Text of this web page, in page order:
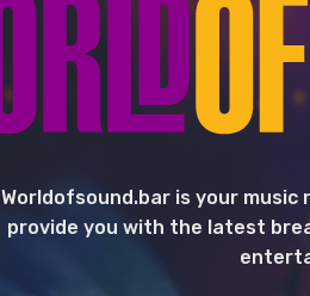
Worldofsound.bar is your
provide you with the latest